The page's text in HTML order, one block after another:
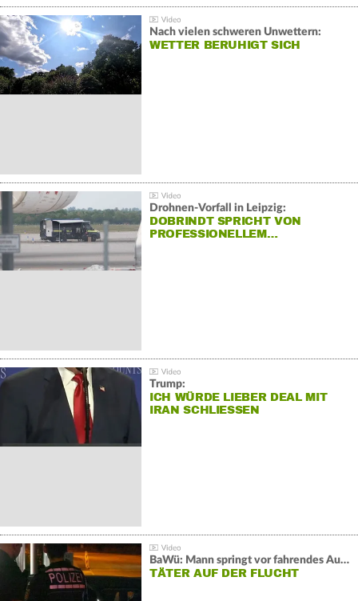
Nach vielen schweren Unwettern:
WETTER BERUHIGT SICH
Drohnen-Vorfall in Leipzig:
DOBRINDT SPRICHT VON
PROFESSIONELLEM…
Trump:
ICH WÜRDE LIEBER DEAL MIT
IRAN SCHLIESSEN
BaWü: Mann springt vor fahrendes Auto und schießt
TÄTER AUF DER FLUCHT